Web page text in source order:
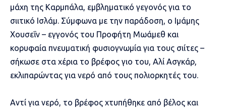
μάχη της Καρμπάλα, εμβληματικό γεγονός για το
σιιτικό Ισλάμ. Σύμφωνα με την παράδοση, ο Ιμάμης
Χουσεΐν – εγγονός του Προφήτη Μωάμεθ και
κορυφαία πνευματική φυσιογνωμία για τους σιίτες –
σήκωσε στα χέρια το βρέφος γιο του, Αλί Ασγκάρ,
εκλιπαρώντας για νερό από τους πολιορκητές του.
Αντί για νερό, το βρέφος χτυπήθηκε από βέλος και